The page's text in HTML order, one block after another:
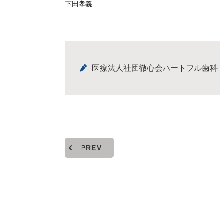
下田孝義
医療法人社団徹心会ハートフル歯科
PREV